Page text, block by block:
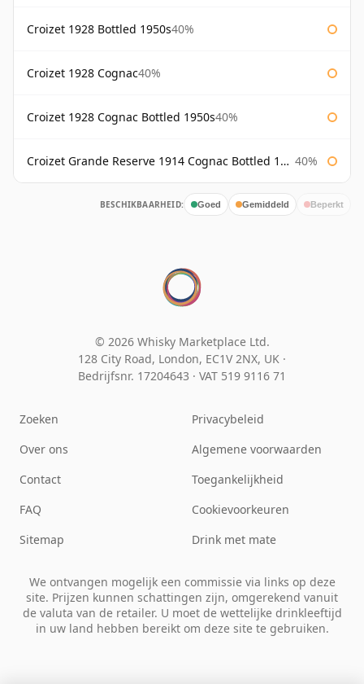
Croizet 1928 Bottled 1950s40%
Croizet 1928 Cognac40%
Croizet 1928 Cognac Bottled 1950s40%
Croizet Grande Reserve 1914 Cognac Bottled 1950s 40%
BESCHIKBAARHEID: Goed Gemiddeld Beperkt
© 2026 Whisky Marketplace Ltd.
128 City Road, London, EC1V 2NX, UK ·
Bedrijfsnr. 17204643 · VAT 519 9116 71
Zoeken
Over ons
Contact
FAQ
Sitemap
Privacybeleid
Algemene voorwaarden
Toegankelijkheid
Cookievoorkeuren
Drink met mate
We ontvangen mogelijk een commissie via links op deze
site. Prijzen kunnen schattingen zijn, omgerekend vanuit
de valuta van de retailer. U moet de wettelijke drinkleeftijd
in uw land hebben bereikt om deze site te gebruiken.